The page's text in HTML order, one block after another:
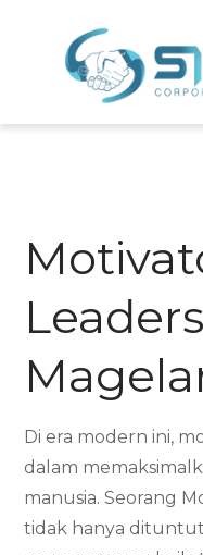
content
Di era modern ini,
dalam
manusia. Seorang
tidak hanya